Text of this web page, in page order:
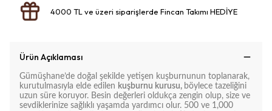
4000 TL ve üzeri siparişlerde Fincan Takımı HEDİYE
Ürün Açıklaması
Gümüşhane’de doğal şekilde yetişen kuşburnunun toplanarak,
kurutulmasıyla elde edilen kuşburnu kurusu, böylece tazeliğini
uzun süre koruyor. Besin değerleri oldukça zengin olup, size ve
sevdiklerinize sağlıklı yaşamda yardımcı olur. 500 ve 1,000